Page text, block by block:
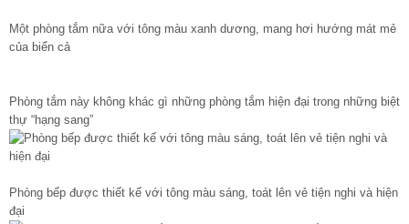
Một phòng tắm nữa với tông màu xanh dương, mang hơi hướng mát mẻ
của biển cả
Phòng tắm này không khác gì những phòng tắm hiện đại trong những biệt
thự “hạng sang”
Phòng bếp được thiết kế với tông màu sáng, toát lên vẻ tiện nghi và hiện
đại